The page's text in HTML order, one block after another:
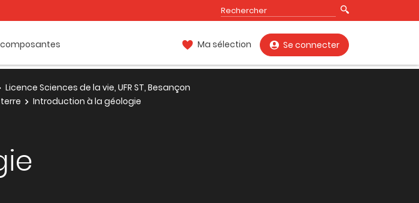
Ma sélection Se connecter
Licence Sciences de la vie, UFR ST, Besançon
Introduction à la géologie